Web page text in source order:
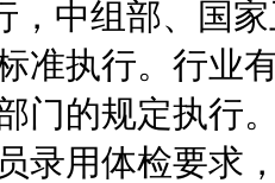
，中组部、国
准执行。行业
门的规定执行
录用体检要求